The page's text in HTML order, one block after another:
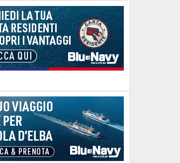
fiamme a Capoliveri, illeso il conducente-06-08-2026
della biblioteca comunale in occasione del Santo Patrono
si apre la Festa di Liberazione: il programma della prima serata